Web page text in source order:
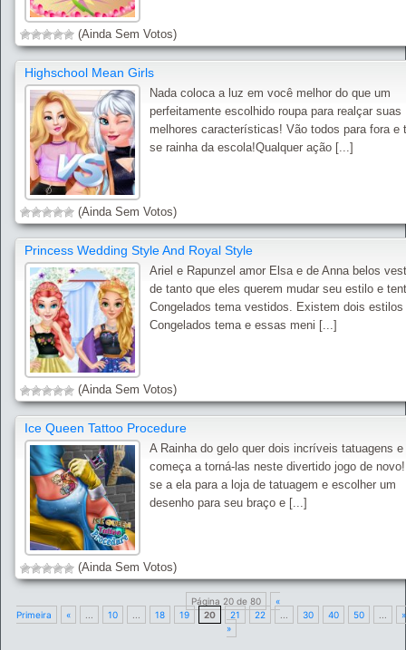
(Ainda Sem Votos)
Highschool Mean Girls
Nada coloca a luz em você melhor do que um
perfeitamente escolhido roupa para realçar suas
melhores características! Vão todos para fora e
se rainha da escola!Qualquer ação [...]
(Ainda Sem Votos)
Princess Wedding Style And Royal Style
Ariel e Rapunzel amor Elsa e de Anna belos
de tanto que eles querem mudar seu estilo e
Congelados tema vestidos. Existem dois estilos
Congelados tema e essas meni [...]
(Ainda Sem Votos)
Ice Queen Tattoo Procedure
A Rainha do gelo quer dois incríveis tatuagens
começa a torná-las neste divertido jogo de
se a ela para a loja de tatuagem e escolher um
desenho para seu braço e [...]
(Ainda Sem Votos)
Página 20 de 80
«
Primeira
« ... 10 ... 18 19 20 21 22 ... 30 40 50 ...
»
»